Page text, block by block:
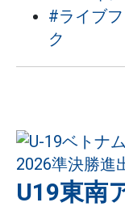
#ライブ
ク
U19東南